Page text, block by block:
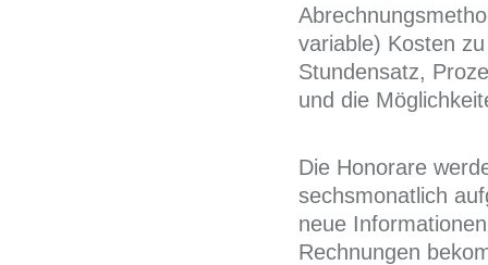
variable) Kosten
Stundensatz,
und die
Die Honorare
sechsmonatlich
neue
Rechnungen